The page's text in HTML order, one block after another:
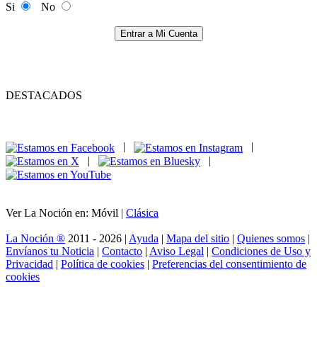
Si
No
Entrar a Mi Cuenta
DESTACADOS
|
|
Ver La Noción en: Móvil | Clásica
La Noción ® 2011 - 2026 | Ayuda | Mapa del sitio | Quienes somos |
Envíanos tu Noticia | Contacto | Aviso Legal | Condiciones de Uso y
Privacidad | Política de cookies | Preferencias del consentimiento de
cookies